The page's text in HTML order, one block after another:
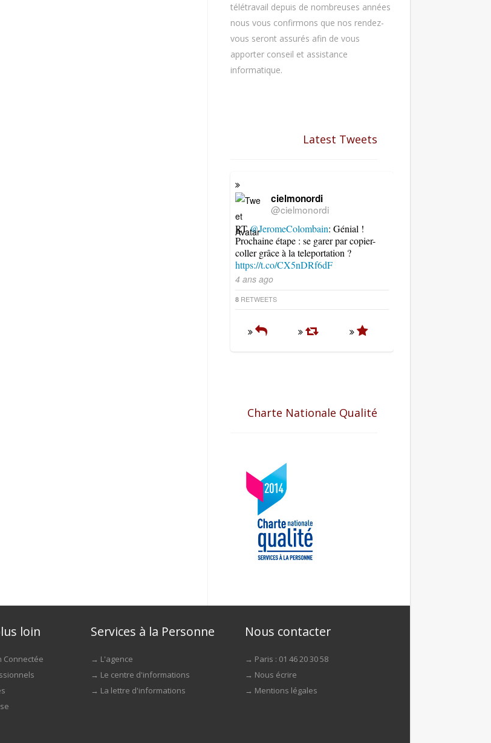
télétravail depuis de nombreuses années
nous vous confirmons que nos rendez-
vous seront assurés afin de vous
apporter conseil et assistance
informatique.
Latest Tweets
cielmonordi
@cielmonordi
RT@JeromeColombain: Génial !
Prochaine étape : se garer par copier-
coller grâce à la teleportation ?
https://t.co/CX5nDRf6dF
4 ans ago
8 RETWEETS
Charte Nationale Qualité
loin
Connectée
Services à la Personne
→ L'agence
→ Le centre d'informations
→ La lettre d'informations
Nous contacter
→ Paris : 01 46 20 30 58
→ Nous écrire
→ Mentions légales